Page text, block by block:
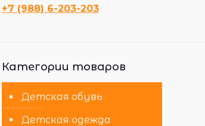
+7 (988) 6-203-203
Категории товаров
Детская обувь
Детская одежда